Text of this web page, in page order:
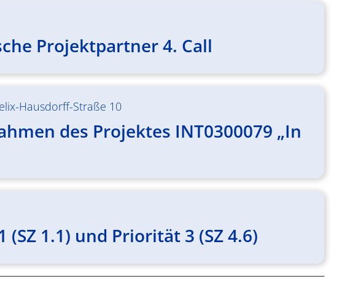
Projektpartner 4. Call
Hausdorff-Straße 10
des Projektes INT0300079 „In
1.1) und Priorität 3 (SZ 4.6)